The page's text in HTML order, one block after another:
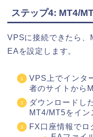
ステップ4: MT4/
VPSに接続できたら、
EAを設定します。
VPS上でインタ
者のサイトから
ダウンロードし
MT4/MT5をイン
FX口座情報で